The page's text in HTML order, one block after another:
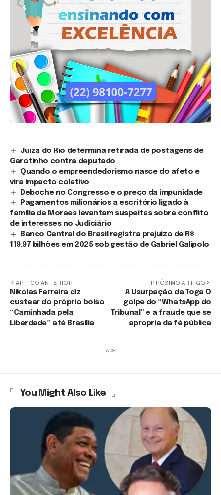
Juíza do Rio determina retirada de postagens de
Garotinho contra deputado
Quando o empreendedorismo nasce do afeto e
vira impacto coletivo
Deboche no Congresso e o preço da impunidade
Pagamentos milionários a escritório ligado à
família de Moraes levantam suspeitas sobre conflito
de interesses no Judiciário
Banco Central do Brasil registra prejuízo de R$
119,97 bilhões em 2025 sob gestão de Gabriel Galípolo
ARTIGO ANTERIOR
Nikolas Ferreira diz
custear do próprio bolso
“Caminhada pela
Liberdade” até Brasília
PRÓXIMO ARTIGO
A Usurpação da Toga O
golpe do “WhatsApp do
Tribunal” e a fraude que se
apropria da fé pública
ADS
You Might Also Like